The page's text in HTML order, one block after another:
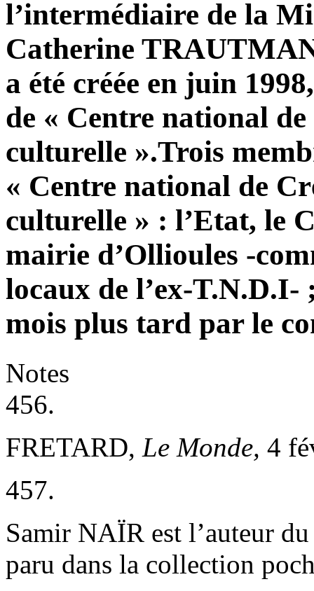
l’intermédiaire de la
Catherine
a été créée en juin
de « Centre national
culturelle ».Trois
« Centre national de
culturelle » : l’Etat, le
mairie d’Ollioules -
locaux de l’ex-
mois plus tard par le
Notes
456.
FRETARD, Le Monde, 4
457.
Samir NAÏR est l’auteur
paru dans la collection